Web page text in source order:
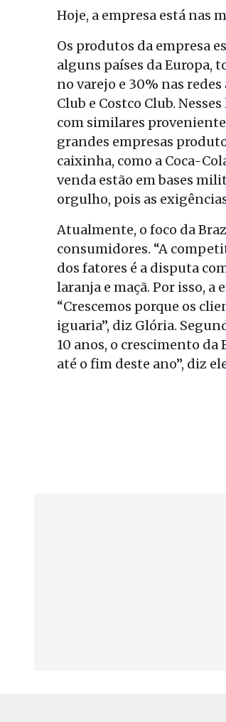
Hoje, a empresa está nas
Os produtos da empresa
alguns países da Europa,
no varejo e 30% nas redes
Club e Costco Club.
com similares
grandes empresas
caixinha, como a Coca-
venda estão em bases
orgulho, pois as
Atualmente, o foco da
consumidores. “A
dos fatores é a disputa
laranja e maçã. Por isso,
“Crescemos porque os
iguaria”, diz Glória.
10 anos, o crescimento
até o fim deste ano”, diz